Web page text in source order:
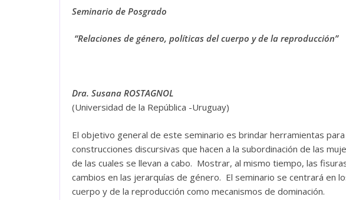
Seminario de Posgrado
“Relaciones de género, políticas del cuerpo y de la reproducción”
Dra. Susana ROSTAGNOL
(Universidad de la República -Uruguay)
El objetivo general de este seminario es brindar herramientas
construcciones discursivas que hacen a la subordinación de las
de las cuales se llevan a cabo. Mostrar, al mismo tiempo, las
cambios en las jerarquías de género. El seminario se centrará en
cuerpo y de la reproducción como mecanismos de dominación.